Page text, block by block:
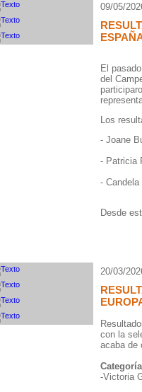
09/05/
El
del
Los
- Joane
- Patricia
-
Desde
20/03/
con la
acaba de
-Victoria